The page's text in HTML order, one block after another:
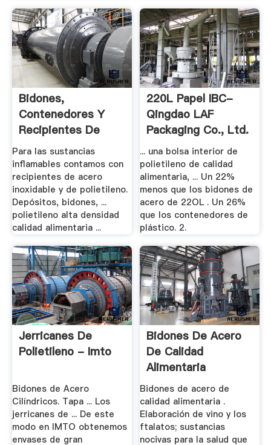
Bidones,
Contenedores Y
Recipientes De
Seguridad .
Para las sustancias
inflamables contamos con
recipientes de acero
inoxidable y de polietileno.
Depósitos, bidones, ...
polietileno alta densidad
calidad alimentaria ...
220L Papel IBC-
Qingdao LAF
Packaging Co., Ltd.
... una bolsa interior de
polietileno de calidad
alimentaria, ... Un 22%
menos que los bidones de
acero de 22OL . Un 26%
que los contenedores de
plástico. 2.
Jerricanes De
Polietileno - Imto
Bidones de Acero
Cilíndricos. Tapa ... Los
jerricanes de ... De este
modo en IMTO obtenemos
envases de gran
Bidones De Acero
De Calidad
Alimentaria
Bidones de acero de
calidad alimentaria .
Elaboración de vino y los
ftalatos; sustancias
nocivas para la salud que